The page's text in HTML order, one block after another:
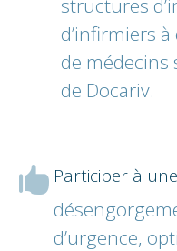
structures
d’infirmiers
de médecins
de Docariv.
 Participer à
d’urgence,